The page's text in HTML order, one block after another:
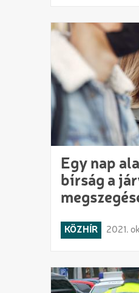
Egy nap
bírság a
KÖZHÍR 2021.